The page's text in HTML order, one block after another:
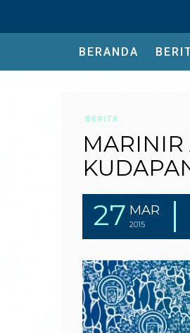
BERANDA
BERITA
MARINIR
27 MAR
2015